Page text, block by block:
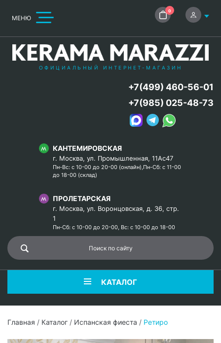
МЕНЮ
0
ОФИЦИАЛЬНЫЙ ИНТЕРНЕТ-МАГАЗИН
КАНТЕМИРОВСКАЯ
г. Москва, ул. Промышленная, 11Ас47
Пн-Вс: с 10-00 до 20-00 (онлайн),Пн-Сб: с 11-00
до 18-00 (склад)
ПРОЛЕТАРСКАЯ
г. Москва, ул. Воронцовская, д. 36, стр.
1
Пн-Сб: с 10-00 до 20-00, Вс: с 10-00 до 18-00
+7(499) 460-56-01
+7(985) 025-48-73
КАТАЛОГ
Главная / Каталог / Испанская фиеста / Ретиро